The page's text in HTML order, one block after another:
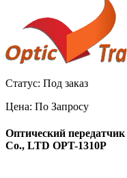
Статус: Под заказ
Цена: По Запросу
Оптический передатчик
Co., LTD OPT-1310P